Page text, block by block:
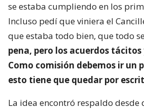
se estaba cumpliendo en los
Incluso pedí que viniera el
que estaba todo bien, que todo
pena, pero los acuerdos tácitos
Como comisión debemos ir un
esto tiene que quedar por
La idea encontró respaldo desde